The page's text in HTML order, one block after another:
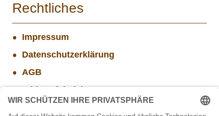
Rechtliches
Impressum
Datenschutzerklärung
AGB
Widerrufsbelehrung